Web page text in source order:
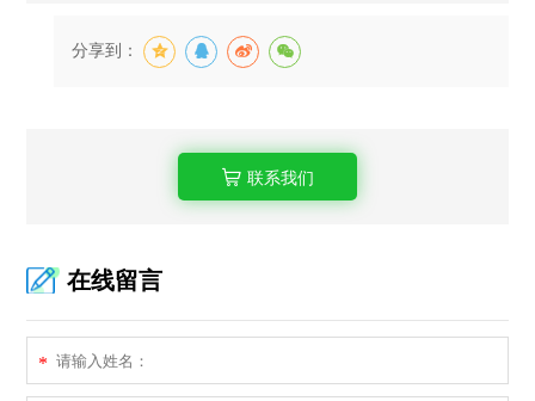
分享到：
联系我们
在线留言
*